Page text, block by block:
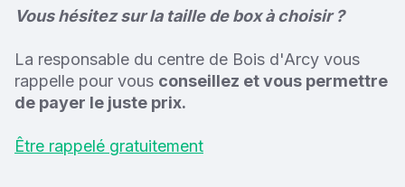
Vous hésitez sur la taille de box à choisir ?
La responsable du centre de Bois d'Arcy vous
rappelle pour vous conseillez et vous permettre
de payer le juste prix.
Être rappelé gratuitement